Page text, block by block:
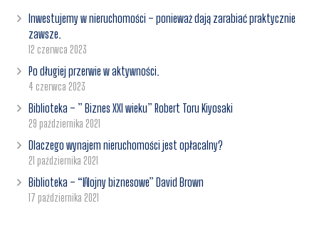
Inwestujemy w nieruchomości – ponieważ dają zarabiać praktycznie
zawsze.
12 czerwca 2023
Po długiej przerwie w aktywności.
4 czerwca 2023
Biblioteka – ” Biznes XXI wieku” Robert Toru Kiyosaki
29 października 2021
Dlaczego wynajem nieruchomości jest opłacalny?
21 października 2021
Biblioteka – “Wojny biznesowe” David Brown
17 października 2021